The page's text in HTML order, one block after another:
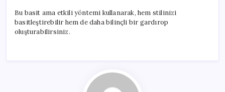
Bu basit ama etkili yöntemi kullanarak, hem stilinizi
basitleştirebilir hem de daha bilinçli bir gardırop
oluşturabilirsiniz.